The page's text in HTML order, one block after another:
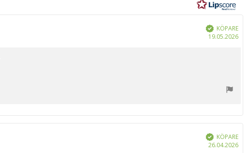
stjärnor
Bekräftad
KÖPARE
19.05.2026
Bekräftad
KÖPARE
26.04.2026